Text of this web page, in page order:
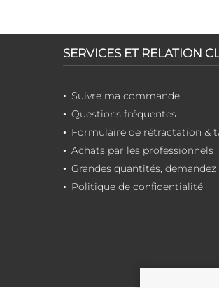
SERVICES ET RELATION
Suivre ma commande
Questions fréquentes
Formulaire de rétractation &
Achats par les professionnels
Grandes quantités, demandez
Politique de confidentialité